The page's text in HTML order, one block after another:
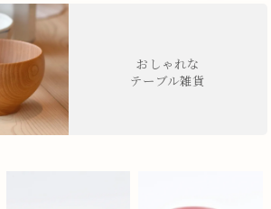
おしゃれな
テーブル雑貨